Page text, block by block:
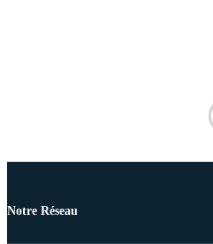
Notre Réseau